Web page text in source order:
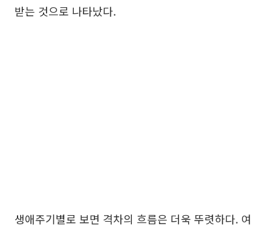
받는 것으로 나타났다.
생애주기별로 보면 격차의 흐름은 더욱 뚜렷하다. 여